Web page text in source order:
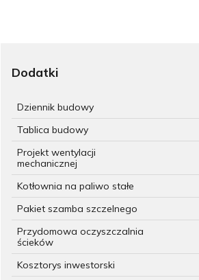
Dodatki
Dziennik budowy
Tablica budowy
Projekt wentylacji
mechanicznej
Kotłownia na paliwo stałe
Pakiet szamba szczelnego
Przydomowa oczyszczalnia
ścieków
Kosztorys inwestorski